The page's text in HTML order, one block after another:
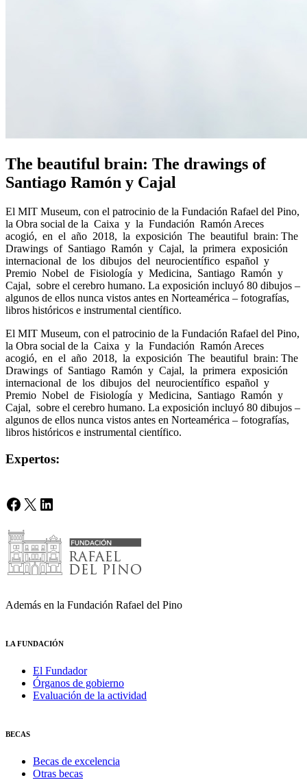
The beautiful brain: The drawings of
Santiago Ramón y Cajal
El MIT Museum, con el patrocinio de la Fundación Rafael del Pino,
la Obra social de la Caixa y la Fundación Ramón Areces
acogió, en el año 2018, la exposición The beautiful brain: The
Drawings of Santiago Ramón y Cajal, la primera exposición
internacional de los dibujos del neurocientífico español y
Premio Nobel de Fisiología y Medicina, Santiago Ramón y
Cajal, sobre el cerebro humano. La exposición incluyó 80 dibujos –
algunos de ellos nunca vistos antes en Norteamérica – fotografías,
libros históricos e instrumental científico.
El MIT Museum, con el patrocinio de la Fundación Rafael del Pino,
la Obra social de la Caixa y la Fundación Ramón Areces
acogió, en el año 2018, la exposición The beautiful brain: The
Drawings of Santiago Ramón y Cajal, la primera exposición
internacional de los dibujos del neurocientífico español y
Premio Nobel de Fisiología y Medicina, Santiago Ramón y
Cajal, sobre el cerebro humano. La exposición incluyó 80 dibujos –
algunos de ellos nunca vistos antes en Norteamérica – fotografías,
libros históricos e instrumental científico.
Expertos:
Facebook
X LinkedIn
Además en la Fundación Rafael del Pino
LA FUNDACIÓN
El Fundador
Órganos de gobierno
Evaluación de la actividad
BECAS
Becas de excelencia
Otras becas